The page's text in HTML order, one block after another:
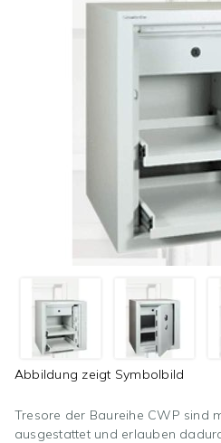
Abbildung zeigt Symbolbild
Tresore der Baureihe CWP sind
ausgestattet und erlauben